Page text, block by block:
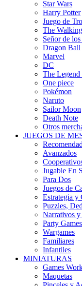
Star Wars
Harry Potter
Juego de
The
Señor de
Dragon Ball
Marvel
DC
The Legend
One piece
Pokémon
Naruto
Sailor Moon
Death Note
Otros
JUEGOS DE
Avanzados
Jugable En
Para Dos
Juegos de
Estrategia y
Puzzles,
Narrativos y
Party Games
Wargames
Familiares
Infantiles
MINIATURAS
Games
Maquetas